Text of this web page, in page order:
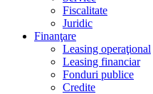
Fiscalitate
Juridic
Finanţare
Leasing operaţional
Leasing financiar
Fonduri publice
Credite